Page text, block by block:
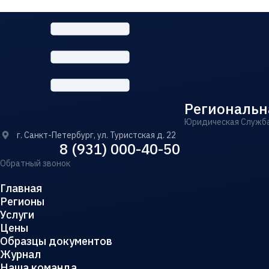
Юридическая
г. Санкт-Петербург, ул. Туристская д. 22
8 (931) 000-40-50
Обратный звонок
Главная
Регионы
Услуги
Цены
Образцы документов
Журнал